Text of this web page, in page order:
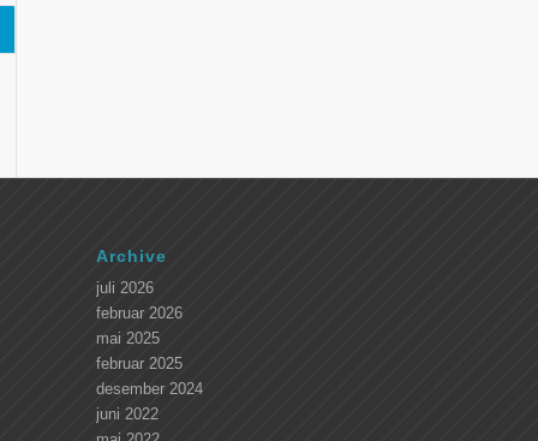
Archive
juli 2026
februar 2026
mai 2025
februar 2025
desember 2024
juni 2022